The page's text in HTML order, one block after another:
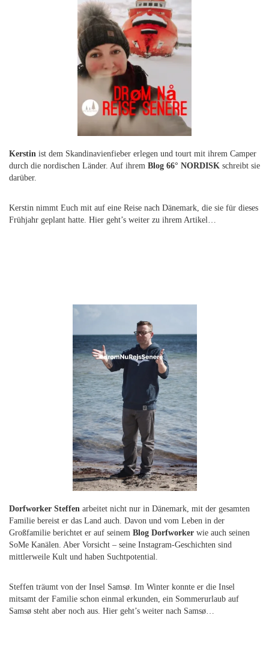
Kerstin ist dem Skandinavienfieber erlegen und tourt mit ihrem Camper
durch die nordischen Länder. Auf ihrem Blog 66° NORDISK schreibt sie
darüber.
Kerstin nimmt Euch mit auf eine Reise nach Dänemark, die sie für dieses
Frühjahr geplant hatte. Hier geht’s weiter zu ihrem Artikel…
Dorfworker Steffen arbeitet nicht nur in Dänemark, mit der gesamten
Familie bereist er das Land auch. Davon und vom Leben in der
Großfamilie berichtet er auf seinem Blog Dorfworker wie auch seinen
SoMe Kanälen. Aber Vorsicht – seine Instagram-Geschichten sind
mittlerweile Kult und haben Suchtpotential.
Steffen träumt von der Insel Samsø. Im Winter konnte er die Insel
mitsamt der Familie schon einmal erkunden, ein Sommerurlaub auf
Samsø steht aber noch aus. Hier geht’s weiter nach Samsø…